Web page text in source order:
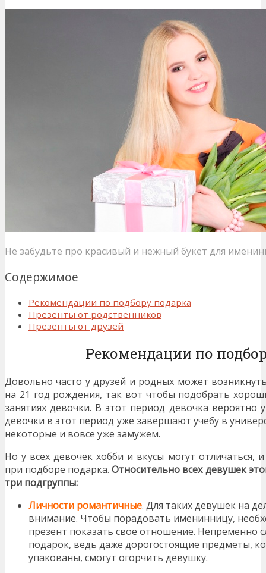
Не забудьте про красивый и нежный букет для
Содержимое
Рекомендации по подбору подарка
Презенты от родственников
Презенты от друзей
Рекомендации по
Довольно часто у друзей и родных может
на 21 год рождения, так вот чтобы подобрать
занятиях девочки. В этот период девочка вероятно
девочки в этот период уже завершают учебу в
некоторые и вовсе уже замужем.
Но у всех девочек хобби и вкусы могут отличаться,
при подборе подарка.Относительно всех девушек
три подгруппы:
Личности романтичные. Для таких девушек на
внимание. Чтобы порадовать именинницу,
презент показать свое отношение. Непременно
подарок, ведь даже дорогостоящие предметы,
упакованы, смогут огорчить девушку.